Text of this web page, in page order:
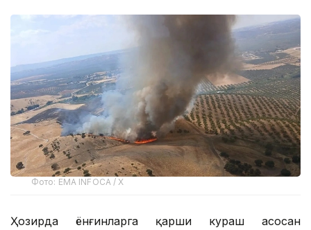
Фото: EMA INFOCA / X
Ҳозирда ёнғинларга қарши кураш асосан